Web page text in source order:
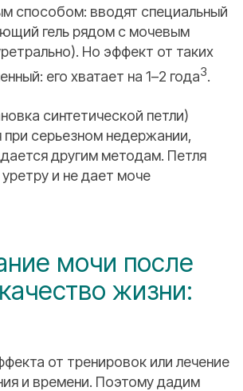
способом: вводят специальный
гель рядом с мочевым
Но эффект от таких
его хватает на 1–2 года3.
синтетической петли)
при серьезном недержании,
другим методам. Петля
и не дает моче
мочи после
жизни:
от тренировок или лечение
и времени. Поэтому дадим